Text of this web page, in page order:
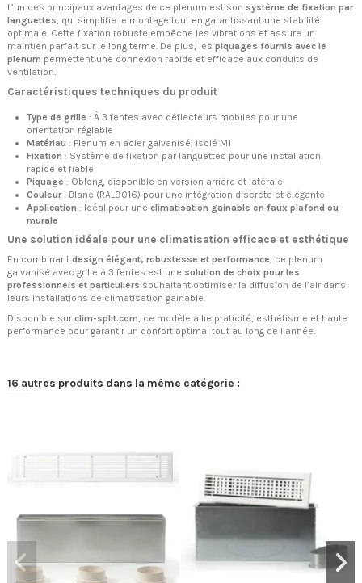
L’un des principaux avantages de ce plenum est son système de fixation par
languettes , qui simplifie le montage tout en garantissant une stabilité
optimale. Cette fixation robuste empêche les vibrations et assure un
maintien parfait sur le long terme. De plus, les piquages fournis avec le
plenum permettent une connexion rapide et efficace aux conduits de
ventilation.
Caractéristiques techniques du produit
Type de grille : À 3 fentes avec déflecteurs mobiles pour une
orientation réglable
Matériau : Plenum en acier galvanisé, isolé M1
Fixation : Système de fixation par languettes pour une installation
rapide et fiable
Piquage : Oblong, disponible en version arrière et latérale
Couleur: Blanc (RAL9016) pour une intégration discrète et élégante
Application : Idéal pour une climatisation gainable en faux plafond ou
murale
Une solution idéale pour une climatisation efficace et esthétique
En combinant design élégant, robustesse et performance , ce plenum
galvanisé avec grille à 3 fentes est une solution de choix pour les
professionnels et particuliers souhaitant optimiser la diffusion de l’air dans
leurs installations de climatisation gainable.
Disponible sur clim-split.com, ce modèle allie praticité, esthétisme et haute
performance pour garantir un confort optimal tout au long de l’année.
16 autres produits dans la même catégorie :